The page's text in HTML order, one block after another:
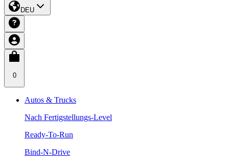
DEU
0
Autos & Trucks
Nach Fertigstellungs-Level
Ready-To-Run
Bind-N-Drive